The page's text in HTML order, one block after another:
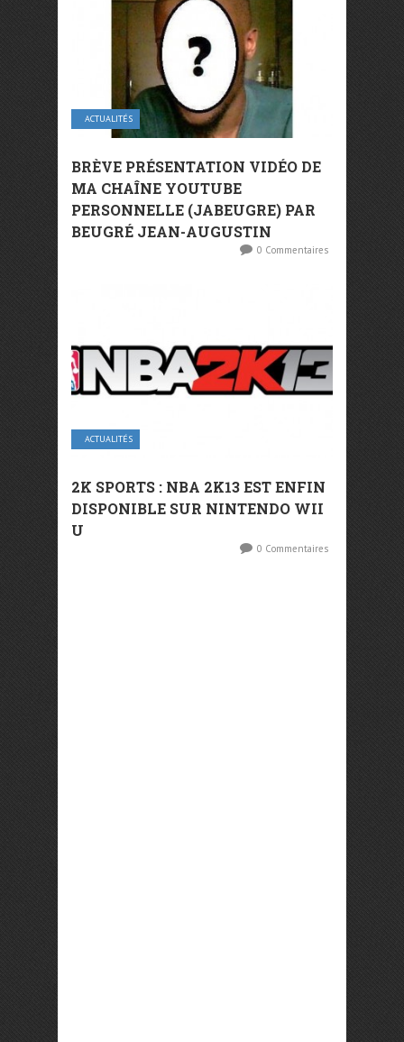
ACTUALITÉS
BRÈVE PRÉSENTATION VIDÉO DE
MA CHAÎNE YOUTUBE
PERSONNELLE (JABEUGRE) PAR
BEUGRÉ JEAN-AUGUSTIN
0 Commentaires
ACTUALITÉS
2K SPORTS : NBA 2K13 EST ENFIN
DISPONIBLE SUR NINTENDO WII
U
0 Commentaires